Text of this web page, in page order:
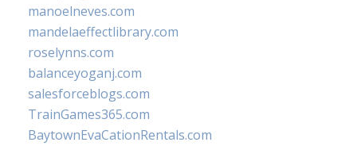
manoelneves.com
mandelaeffectlibrary.com
roselynns.com
balanceyoganj.com
salesforceblogs.com
TrainGames365.com
BaytownEvaCationRentals.com